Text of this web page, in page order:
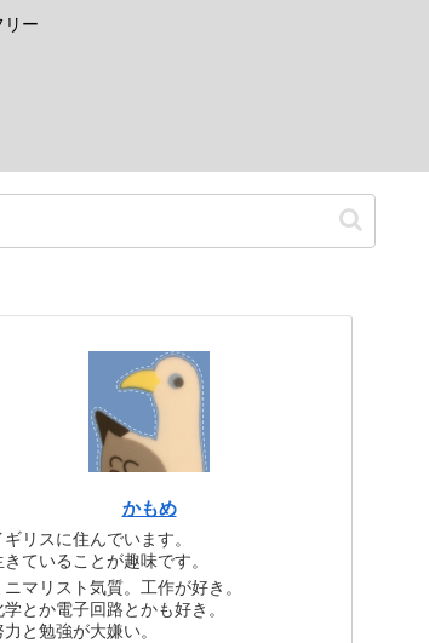
ー
かもめ
ギリスに住んでいます。
きていることが趣味です。
ニマリスト気質。工作が好き。
学とか電子回路とかも好き。
力と勉強が大嫌い。